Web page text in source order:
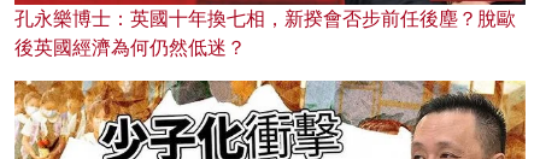
孔永樂博士：英國十年換七相，新揆會否步前任後塵？脫歐
後英國經濟為何仍然低迷？